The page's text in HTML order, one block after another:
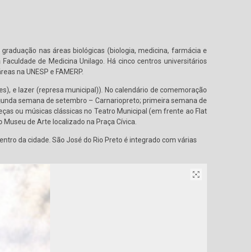
nas áreas biológicas (biologia, medicina, farmácia e
de Medicina Unilago. Há cinco centros universitários
na UNESP e FAMERP.
e lazer (represa municipal)). No calendário de comemoração
semana de setembro – Carnariopreto; primeira semana de
ou músicas clássicas no Teatro Municipal (em frente ao Flat
de Arte localizado na Praça Cívica.
da cidade. São José do Rio Preto é integrado com várias